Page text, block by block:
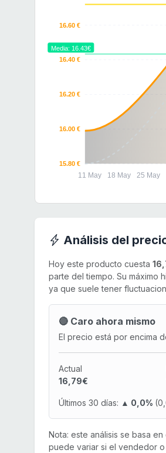
16.60 €
16.40 €
16.20 €
16.00 €
15.80 €
11 May 18 May 25 May
Media: 16.43€
Análisis del
Hoy este producto cuesta
parte del tiempo. Su máximo
ya que suele tener
🔴 Caro ahora mismo
El precio está por encima
Actual
16,79€
Últimos 30 días: ▲ 0,0%
Nota: este análisis se basa
puede variar si el vendedor